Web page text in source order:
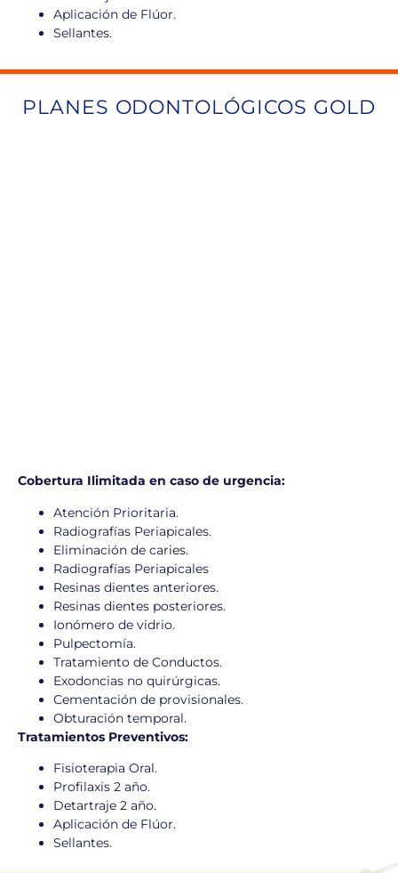
Aplicación de Flúor.
Sellantes.
PLANES ODONTOLÓGICOS GOLD
Cobertura Ilimitada en caso de urgencia:
Atención Prioritaria.
Radiografías Periapicales.
Eliminación de caries.
Radiografías Periapicales
Resinas dientes anteriores.
Resinas dientes posteriores.
Ionómero de vidrio.
Pulpectomía.
Tratamiento de Conductos.
Exodoncias no quirúrgicas.
Cementación de provisionales.
Obturación temporal.
Tratamientos Preventivos:
Fisioterapia Oral.
Profilaxis 2 año.
Detartraje 2 año.
Aplicación de Flúor.
Sellantes.